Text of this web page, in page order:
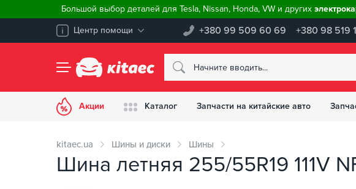
Большой выбор деталей для Tesla, Nissan, Honda, VW и других
Центр помощи +380 99 509 60 69 +380 98 519
Акции Каталог Запчасти на китайские авто
kitaec.ua Шины и диски Шины
Шина летняя 255/55R19 111V